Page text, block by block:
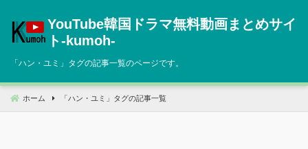
へ
動
YouTube韓国ドラマ無料動画まとめサイ
ト‐kumoh‐
「ハン・ユミ 」タグの記事一覧のページです。
ホーム 「 ハン・ユミ 」タグの記事一覧